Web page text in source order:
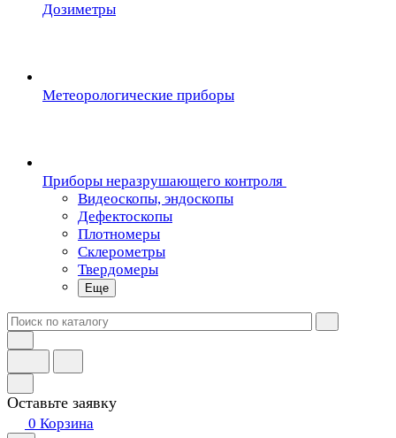
Дозиметры
Метеорологические приборы
Приборы неразрушающего контроля
Видеоскопы, эндоскопы
Дефектоскопы
Плотномеры
Склерометры
Твердомеры
Еще
Оставьте заявку
0 Корзина